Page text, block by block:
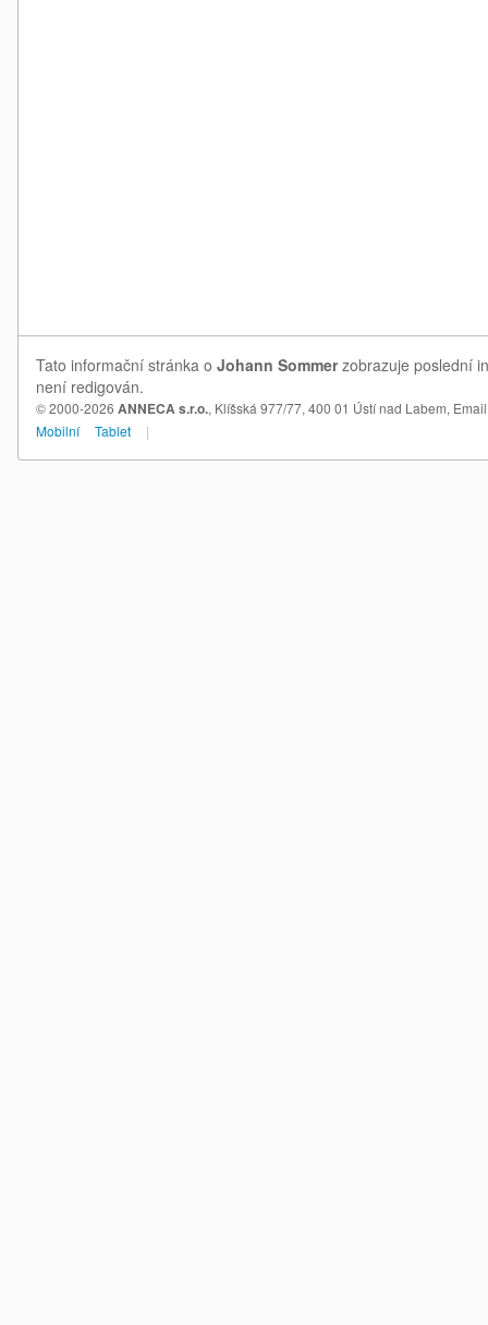
Tato informační stránka o Johann Sommerzobrazuje poslední
není redigován.
© 2000-2026 ANNECA s.r.o., Klíšská 977/77, 400 01 Ústí nad Labem,
Mobilní
Tablet |